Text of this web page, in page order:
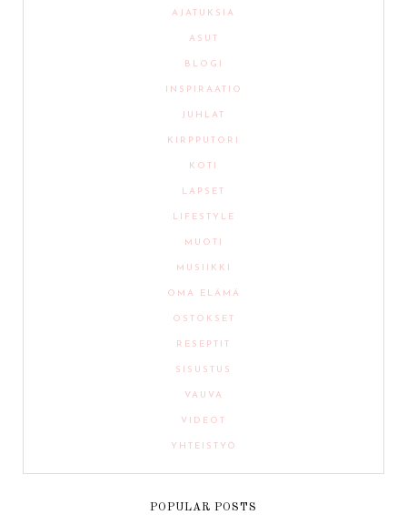
AJATUKSIA
ASUT
BLOGI
INSPIRAATIO
JUHLAT
KIRPPUTORI
KOTI
LAPSET
LIFESTYLE
MUOTI
MUSIIKKI
OMA ELÄMÄ
OSTOKSET
RESEPTIT
SISUSTUS
VAUVA
VIDEOT
YHTEISTYÖ
POPULAR POSTS